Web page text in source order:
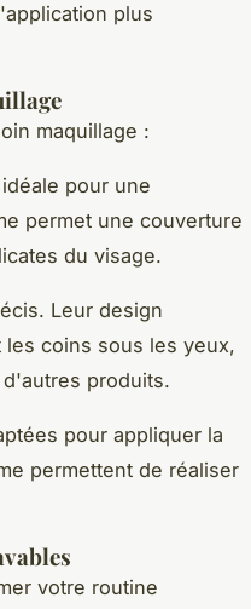
plus
maquillage :
pour une
permet une couverture
du visage.
Leur design
coins sous les yeux,
produits.
pour appliquer la
permettent de réaliser
votre routine